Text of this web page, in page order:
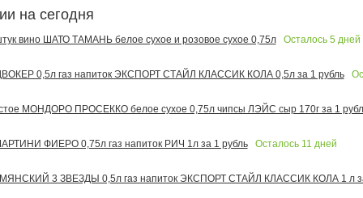
на сегодня
вино ШАТО ТАМАНЬ белое сухое и розовое сухое 0,75л Осталось 5 дней
0,5л газ напиток ЭКСПОРТ СТАЙЛ КЛАССИК КОЛА 0,5л за 1 рубль
МОНДОРО ПРОСЕККО белое сухое 0,75л чипсы ЛЭЙС сыр 170г за 1
ФИЕРО 0,75л газ напиток РИЧ 1л за 1 рубль Осталось 11 дней
3 ЗВЕЗДЫ 0,5л газ напиток ЭКСПОРТ СТАЙЛ КЛАССИК КОЛА 1 л